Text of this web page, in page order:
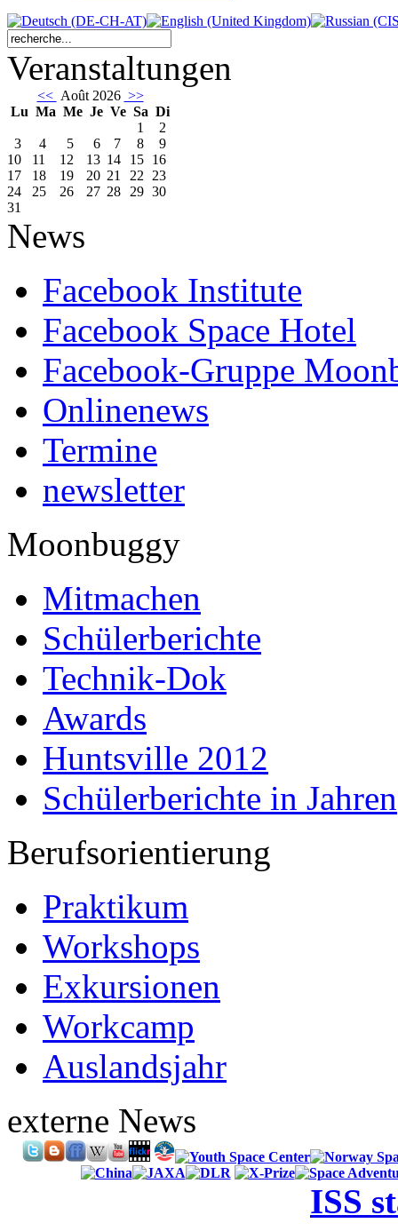
Veranstaltungen
<< Août 2026 >>
Lu Ma Me Je Ve Sa Di
1
2
3
4 5 6 7 8
9
10
11 12 13 14 15 16
17
18 19 20 21 22 23
24
25 26 27 28 29 30
31
News
Facebook Institute
Facebook Space Hotel
Facebook-Gruppe
Onlinenews
Termine
newsletter
Moonbuggy
Mitmachen
Schülerberichte
Technik-Dok
Awards
Huntsville 2012
Schülerberichte in Jahren
Berufsorientierung
Praktikum
Workshops
Exkursionen
Workcamp
Auslandsjahr
externe News
ISS